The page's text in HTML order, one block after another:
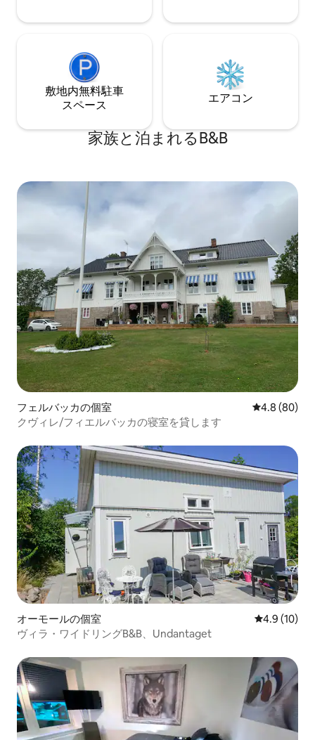
敷地内無料駐⁠車
ス⁠ペ⁠ー⁠ス
エアコン
家族と泊まれるB&B
フェルバッカの個室 レビュー80
4.8 (80)
クヴィレ/フィエルバッカの寝室を貸します
オーモールの個室 レビュー10
4.9 (10)
ヴィラ・ワイドリングB&B、Undantaget